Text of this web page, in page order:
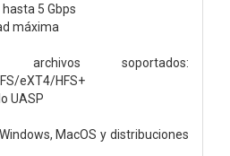
5 Gbps
máxima
soportados:
eXT4/HFS+
UASP
MacOS y distribuciones